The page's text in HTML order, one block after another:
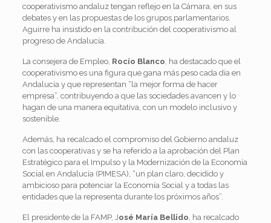
cooperativismo andaluz tengan reflejo en la Cámara, en sus
debates y en las propuestas de los grupos parlamentarios.
Aguirre ha insistido en la contribución del cooperativismo al
progreso de Andalucía.
La consejera de Empleo, Rocío Blanco , ha destacado que el
cooperativismo es una figura que gana más peso cada día en
Andalucía y que representan “la mejor forma de hacer
empresa”, contribuyendo a que las sociedades avancen y lo
hagan de una manera equitativa, con un modelo inclusivo y
sostenible.
Además, ha recalcado el compromiso del Gobierno andaluz
con las cooperativas y se ha referido a la aprobación del Plan
Estratégico para el Impulso y la Modernización de la Economía
Social en Andalucía (PIMESA), “un plan claro, decidido y
ambicioso para potenciar la Economía Social y a todas las
entidades que la representa durante los próximos años”.
El presidente de la FAMP, José María Bellido , ha recalcado